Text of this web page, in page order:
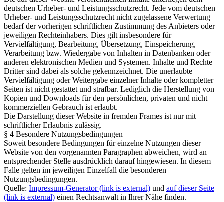
deutschen Urheber- und Leistungsschutzrecht. Jede vom deutschen
Urheber- und Leistungsschutzrecht nicht zugelassene Verwertung
bedarf der vorherigen schriftlichen Zustimmung des Anbieters oder
jeweiligen Rechteinhabers. Dies gilt insbesondere für
Vervielfältigung, Bearbeitung, Übersetzung, Einspeicherung,
Verarbeitung bzw. Wiedergabe von Inhalten in Datenbanken oder
anderen elektronischen Medien und Systemen. Inhalte und Rechte
Dritter sind dabei als solche gekennzeichnet. Die unerlaubte
Vervielfältigung oder Weitergabe einzelner Inhalte oder kompletter
Seiten ist nicht gestattet und strafbar. Lediglich die Herstellung von
Kopien und Downloads für den persönlichen, privaten und nicht
kommerziellen Gebrauch ist erlaubt.
Die Darstellung dieser Website in fremden Frames ist nur mit
schriftlicher Erlaubnis zulässig.
§ 4 Besondere Nutzungsbedingungen
Soweit besondere Bedingungen für einzelne Nutzungen dieser
Website von den vorgenannten Paragraphen abweichen, wird an
entsprechender Stelle ausdrücklich darauf hingewiesen. In diesem
Falle gelten im jeweiligen Einzelfall die besonderen
Nutzungsbedingungen.
Quelle: Impressum-Generator (link is external) und auf dieser Seite
(link is external) einen Rechtsanwalt in Ihrer Nähe finden.